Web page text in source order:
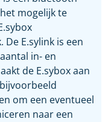
mogelijk te
E.sylink is een
in- en
de E.sybox aan
om een eventueel
naar een